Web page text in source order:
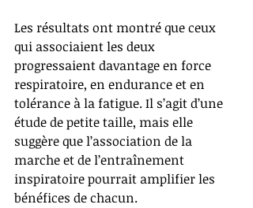
Les résultats ont montré que ceux
qui associaient les deux
progressaient davantage en force
respiratoire, en endurance et en
tolérance à la fatigue. Il s’agit d’une
étude de petite taille, mais elle
suggère que l’association de la
marche et de l’entraînement
inspiratoire pourrait amplifier les
bénéfices de chacun.